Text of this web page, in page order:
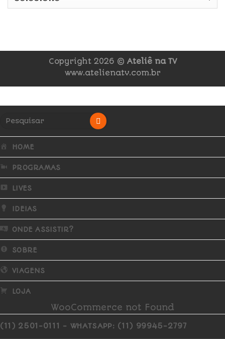
Copyright 2026 © Ateliê na TV
www.atelienatv.com.br
HOME
PROGRAMAS
LIVES
IDEIAS
ONDE ASSISTIR?
SOBRE
VIAGENS
LOJA
WooCommerce not Found
(11) 2501-0111 - WHATSAPP: (11) 99945-2797